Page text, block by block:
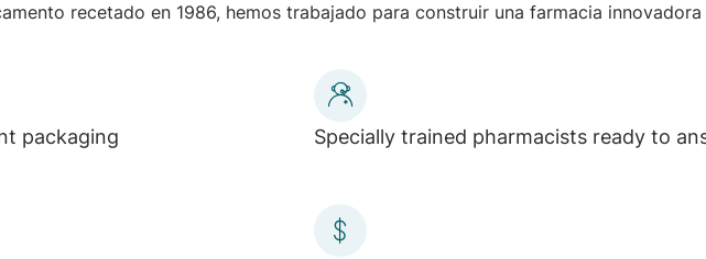
recetado en 1986, hemos trabajado para construir una farmacia
packaging Specially trained pharmacists ready to